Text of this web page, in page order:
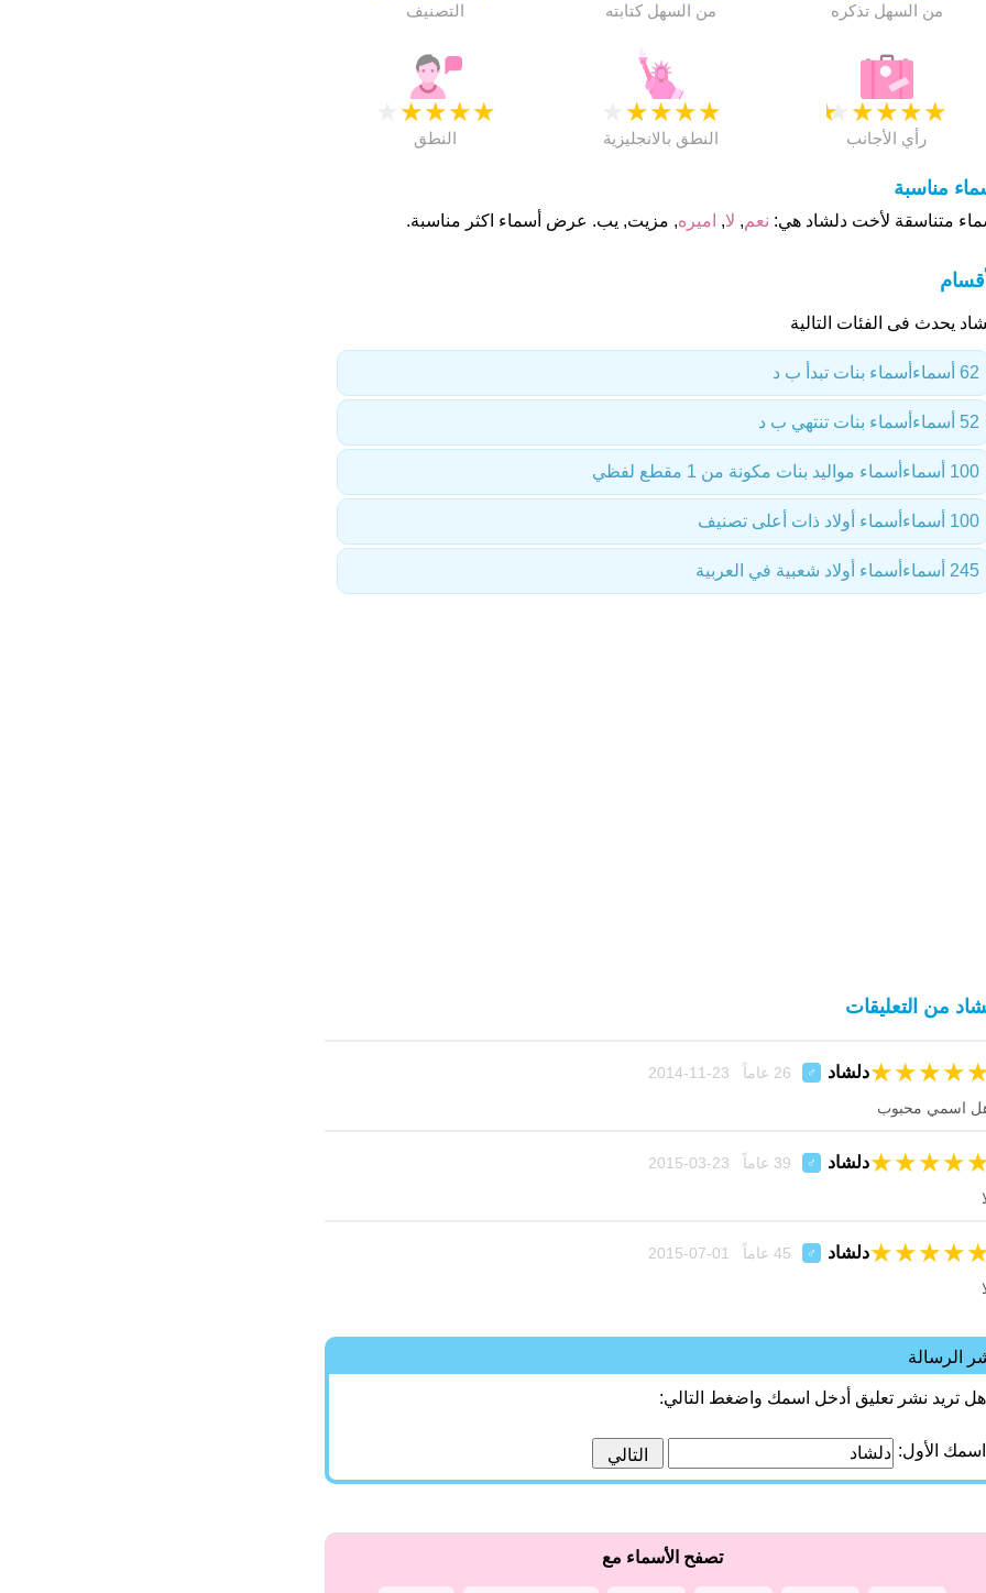
التصنيف من السهل كتابته من السهل تذكره
★
★
★
★
النطق
★
★
★
★
النطق بالانجليزية
★
★
★
★
★
رأي الأجانب
مناسبة
متناسقة لأخت دلشاد هي: نعم, لا, اميره, مزيت, يب. عرض أسماء اكثر مناسبة.
يحدث فى الفئات التالية
أسماء بنات تبدأ ب د 62 أسماء
أسماء بنات تنتهي ب د 52 أسماء
أسماء مواليد بنات مكونة من 1 مقطع لفظي 100 أسماء
أسماء أولاد ذات أعلى تصنيف 100 أسماء
أسماء أولاد شعبية في العربية 245 أسماء
من التعليقات
دلشاد ♂ ★
★
★
★
اسمي محبوب
دلشاد ♂ ★
★
★
★
دلشاد ♂ ★
★
★
★
الرسالة
هل تريد نشر تعليق أدخل اسمك واضغط التالي:
اسمك الأول:
تصفح الأسماء مع